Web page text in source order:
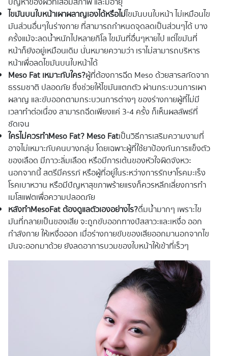
ไขมันบนใบหน้าเผาผลาญเองได้หรือไม่ไขมันบนใบหน้า ไม่เหมือนไข
มันส่วนอื่นๆในร่างกาย ที่สามารถกำหนดจุดลดเป็นส่วนๆได้ บาง
ครั้งแม้จะลดน้ำหนักไปหลายกิโล ไขมันที่อื่นๆหายไป แต่ไขมันที่
หน้าก็ยังอยู่เหมือนเดิม นั่นหมายความว่า เราไม่สามารถบริหาร
หน้าเพื่อลดไขมันบนใบหน้าได้
Meso Fat เหมาะกับใคร?ผู้ที่ต้องการฉีด Meso ด้วยสารสกัดจาก
ธรรมชาติ ปลอดภัย ซึ่งช่วยให้ไขมันแตกตัว ผ่านกระบวนการเผา
ผลาญ และขับออกตามกระบวนการต่างๆ ของร่างกายผู้ที่ไม่มี
เวลาทำต่อเนื่อง สามารถฉีดเพียงแค่ 3-4 ครั้ง ก็เห็นผลลัพธ์ที่
ชัดเจน
ใครไม่ควรทำMeso Fat? Meso Fatเป็นวิธีการเสริมความงามที่
อาจไม่เหมาะกับคนบางกลุ่ม โดยเฉพาะผู้ที่ใช้ยาป้องกันการแข็งตัว
ของเลือด มีภาวะลิ่มเลือด หรือมีการเต้นของหัวใจผิดจังหวะ
นอกจากนี้ สตรีมีครรภ์ หรือผู้ที่อยู่ในระหว่างการรักษาโรคมะเร็ง
โรคเบาหวาน หรือมีปัญหาสุขภาพร้ายแรงก็ควรหลีกเลี่ยงการทำ
เมโสแฟตเพื่อความปลอดภัย
หลังทำMesoFat ต้องดูแลตัวเองอย่างไร?ดื่มน้ำมากๆ เพราะไข
มันที่กลายเป็นของเสีย จะถูกขับออกทางปัสสาวะและเหงื่อ ออก
กำลังกาย ให้เหงื่อออก เมื่อร่างกายขับของเสียออกมานอกจากไข
มันจะออกมาด้วย ยังลดอาการบวมของใบหน้าให้เข้าที่เร็วๆ